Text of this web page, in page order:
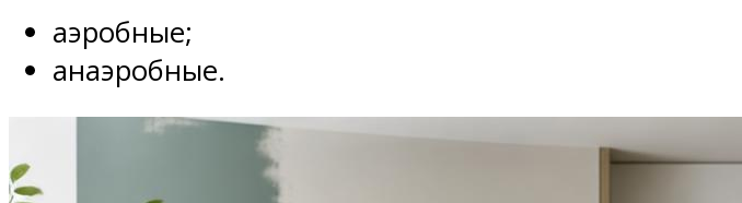
аэробные;
анаэробные.